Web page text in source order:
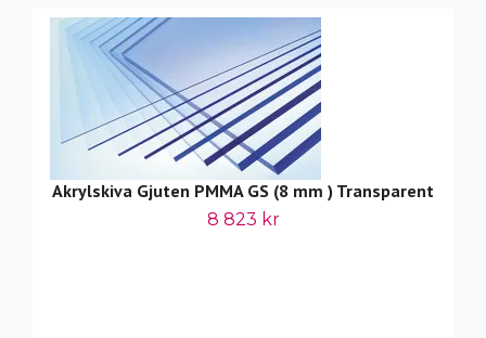
Akrylskiva Gjuten PMMA GS (8 mm ) Transparent
8 823 kr